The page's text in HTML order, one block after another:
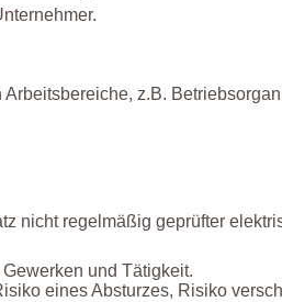
z.B.
nicht regelmäßig geprüfter
und Tätigkeit.
eines Absturzes, Risiko